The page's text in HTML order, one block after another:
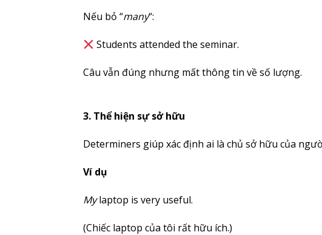
Nếu bỏ “many“:
Students attended the seminar.
Câu vẫn đúng nhưng mất thông tin về số lượng.
3. Thể hiện sự sở hữu
Determiners giúp xác định ai là chủ sở hữu của
Ví dụ
Mylaptop is very useful.
(Chiếc laptop của tôi rất hữu ích.)